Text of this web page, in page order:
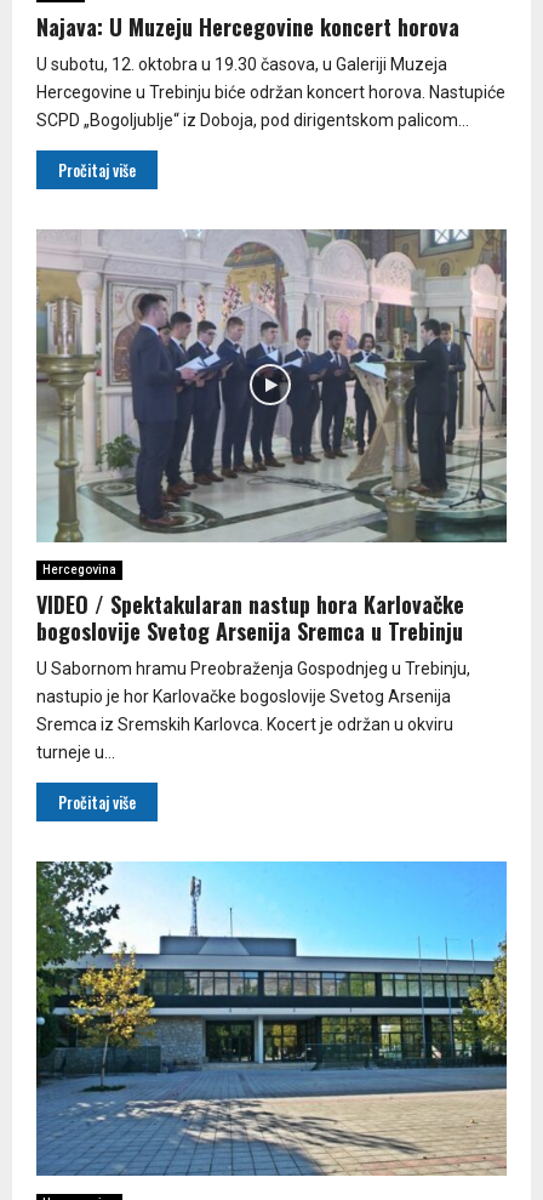
Najava: U Muzeju Hercegovine koncert horova
U subotu, 12. oktobra u 19.30 časova, u Galeriji Muzeja
Hercegovine u Trebinju biće održan koncert horova. Nastupiće
SCPD „Bogoljublje“ iz Doboja, pod dirigentskom palicom...
Pročitaj više
Hercegovina
VIDEO / Spektakularan nastup hora Karlovačke
bogoslovije Svetog Arsenija Sremca u Trebinju
U Sabornom hramu Preobraženja Gospodnjeg u Trebinju,
nastupio je hor Karlovačke bogoslovije Svetog Arsenija
Sremca iz Sremskih Karlovca. Kocert je održan u okviru
turneje u...
Pročitaj više